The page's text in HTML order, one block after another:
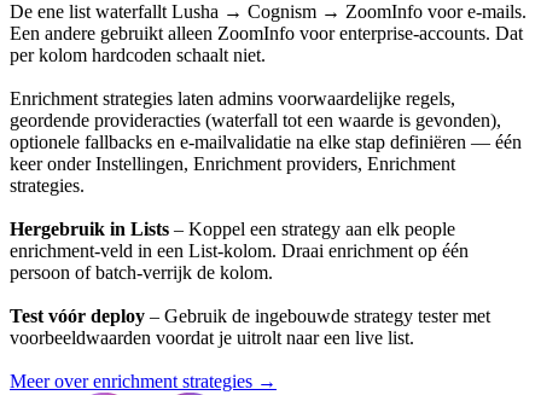
De ene list waterfallt Lusha → Cognism → ZoomInfo voor e-mails.
Een andere gebruikt alleen ZoomInfo voor enterprise-accounts. Dat
per kolom hardcoden schaalt niet.
Enrichment strategies laten admins voorwaardelijke regels,
geordende provideracties (waterfall tot een waarde is gevonden),
optionele fallbacks en e-mailvalidatie na elke stap definiëren — één
keer onder Instellingen, Enrichment providers, Enrichment
strategies.
Hergebruik in Lists – Koppel een strategy aan elk people
enrichment-veld in een List-kolom. Draai enrichment op één
persoon of batch-verrijk de kolom.
Test vóór deploy – Gebruik de ingebouwde strategy tester met
voorbeeldwaarden voordat je uitrolt naar een live list.
Meer over enrichment strategies →